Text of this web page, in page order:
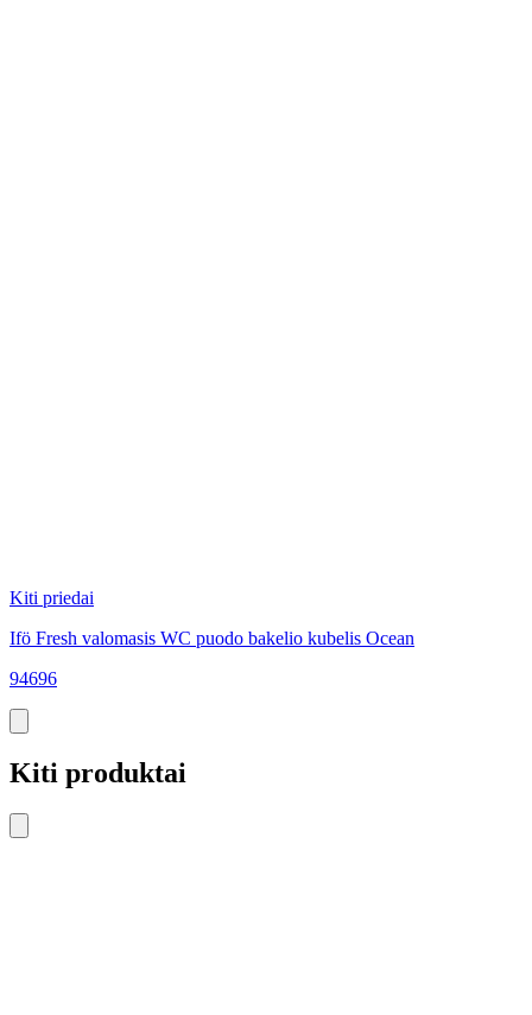
Kiti priedai
Ifö Fresh valomasis WC puodo bakelio kubelis Ocean
94696
Kiti produktai